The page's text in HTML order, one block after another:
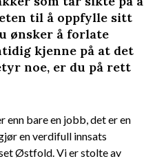
til å oppfylle sitt
ønsker å forlate
kjenne på at det
noe, er du på rett
enn bare en jobb, det er en
en verdifull innsats
Østfold. Vi er stolte av